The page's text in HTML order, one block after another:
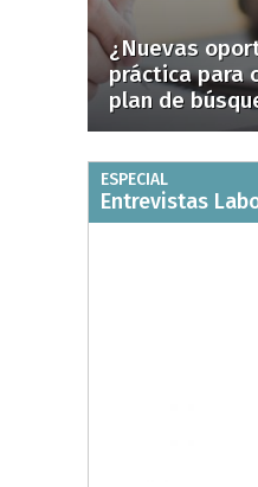
¿Nuevas
práctica para
plan de
ESPECIAL
Entrevistas